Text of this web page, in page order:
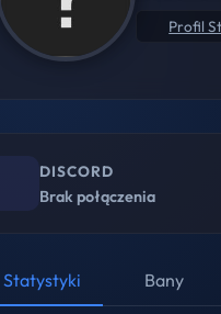
Profil
DISCORD
Brak połączenia
Statystyki Bany